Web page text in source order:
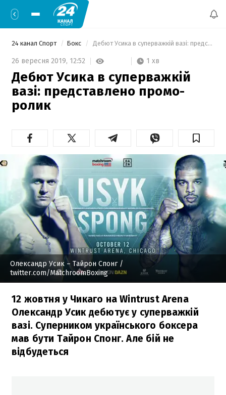
24 канал Спорт Бокс Дебют Усика в суперважкій вазі: представлено промо-ролик
26 вересня 2019, 12:52 1 хв
Дебют Усика в суперважкій
вазі: представлено промо-
ролик
Олександр Усик – Тайрон Спонг/
twitter.com/MatchroomBoxing
12 жовтня у Чикаго на Wintrust Arena
Олександр Усик дебютує у суперважкій
вазі. Суперником українського боксера
мав бути Тайрон Спонг. Але бій не
відбудеться